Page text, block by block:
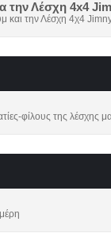
την Λέσχη 4x4
και την Λέσχη 4χ4
φίλους της λέσχης